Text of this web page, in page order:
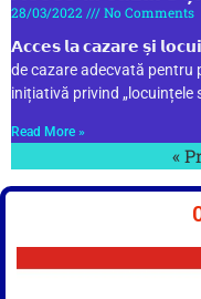
28/03/2022
No Comments
𝗔𝗰𝗰𝗲𝘀 𝗹𝗮 𝗰𝗮𝘇𝗮𝗿𝗲 𝘀̦𝗶
de cazare adecvată pentru
inițiativă privind „locuințele
Read More »
«